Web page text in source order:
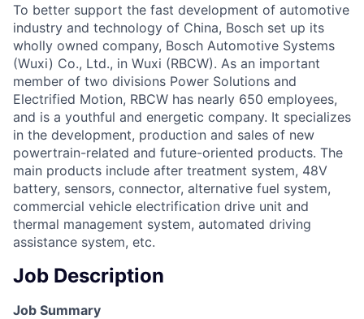
To better support the fast development of automotive
industry and technology of China, Bosch set up its
wholly owned company, Bosch Automotive Systems
(Wuxi) Co., Ltd., in Wuxi (RBCW). As an important
member of two divisions Power Solutions and
Electrified Motion, RBCW has nearly 650 employees,
and is a youthful and energetic company. It specializes
in the development, production and sales of new
powertrain-related and future-oriented products. The
main products include after treatment system, 48V
battery, sensors, connector, alternative fuel system,
commercial vehicle electrification drive unit and
thermal management system, automated driving
assistance system, etc.
Job Description
Job Summary